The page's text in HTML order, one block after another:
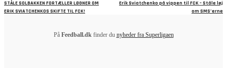
STÅLE SOLBAKKEN FORTÆLLER LØGNER OM
ERIK SVIATCHENKOS SKIFTE TIL FCK!
Erik Sviatchenko på vippen til FCK – Ståle løj
om SMS’erne
På Feedball.dkfinder du nyheder fra Superligaen